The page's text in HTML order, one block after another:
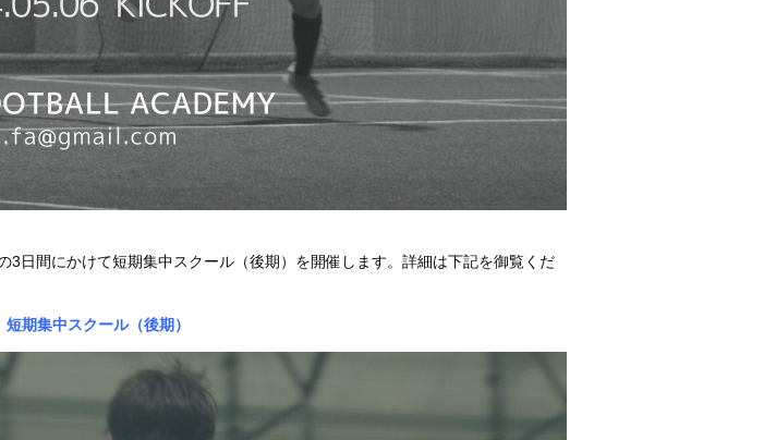
間にかけて短期集中スクール（後期）を開催します。詳細は下記を御覧くだ
短期集中スクール（後期）